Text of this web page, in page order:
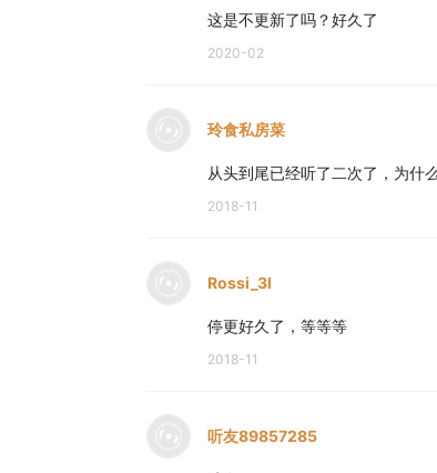
这是不更新了吗？好久了
2020-02
玲食私房菜
从头到尾已经听了二次了，为什
2018-11
Rossi_3l
停更好久了，等等等
2018-11
听友89857285